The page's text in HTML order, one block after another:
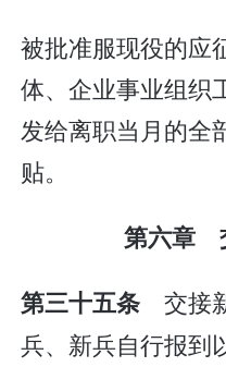
被批准服现役的应
体、企业事业组织
发给离职当月的全
贴。
第六章
第三十五条 交接
兵、新兵自行报到